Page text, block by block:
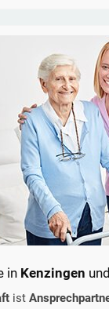
in Kenzingen
ist